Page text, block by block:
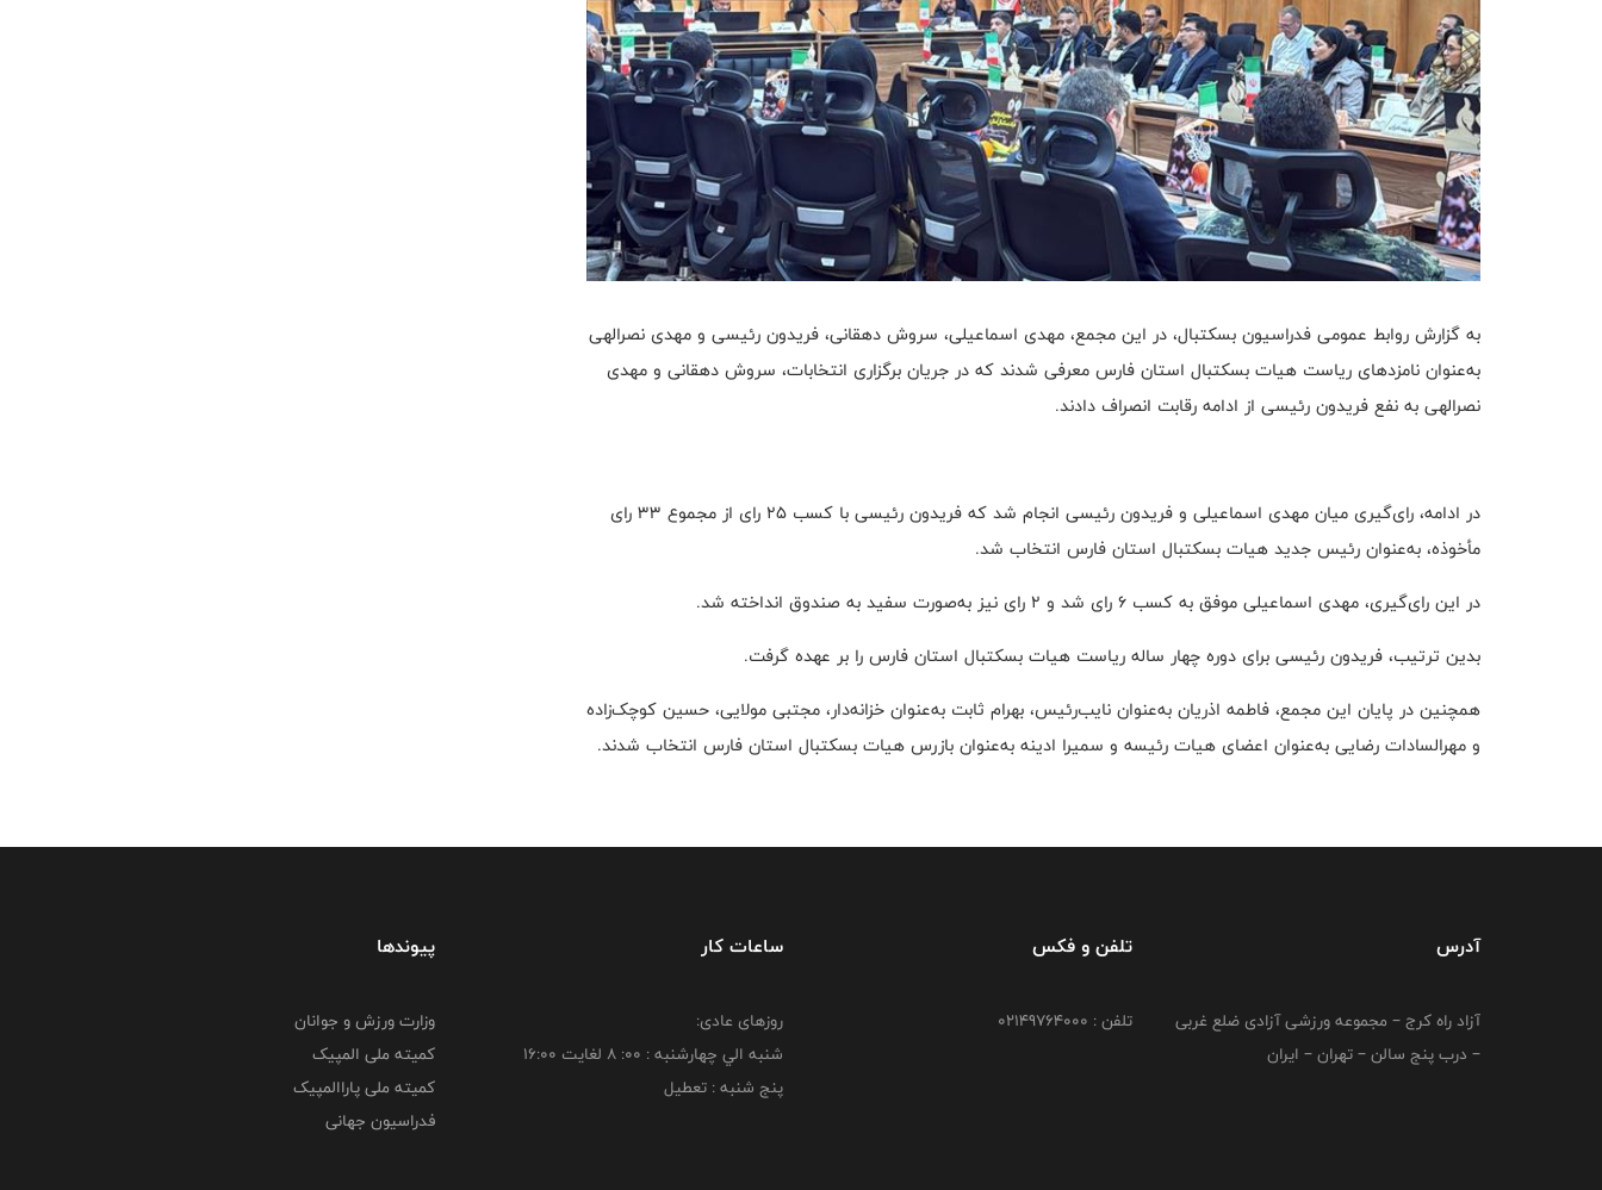
به گزارش روابط عمومی فدراسیون بسکتبال، در این مجمع، مهدی اسماعیلی، سروش دهقانی، فریدون رئیسی و مهدی نصرالهی
به‌عنوان نامزدهای ریاست هیات بسکتبال استان فارس معرفی شدند که در جریان برگزاری انتخابات، سروش دهقانی و مهدی
نصرالهی به نفع فریدون رئیسی از ادامه رقابت انصراف دادند.
در ادامه، رای‌گیری میان مهدی اسماعیلی و فریدون رئیسی انجام شد که فریدون رئیسی با کسب ۲۵ رای از مجموع ۳۳ رای
مأخوذه، به‌عنوان رئیس جدید هیات بسکتبال استان فارس انتخاب شد.
در این رای‌گیری، مهدی اسماعیلی موفق به کسب ۶ رای شد و ۲ رای نیز به‌صورت سفید به صندوق انداخته شد.
بدین ترتیب، فریدون رئیسی برای دوره چهار ساله ریاست هیات بسکتبال استان فارس را بر عهده گرفت.
همچنین در پایان این مجمع، فاطمه اذریان به‌عنوان نایب‌رئیس، بهرام ثابت به‌عنوان خزانه‌دار، مجتبی مولایی، حسین کوچک‌زاده
و مهرالسادات رضایی به‌عنوان اعضای هیات رئیسه و سمیرا ادینه به‌عنوان بازرس هیات بسکتبال استان فارس انتخاب شدند.
آدرس
آزاد راه کرج – مجموعه ورزشی آزادی ضلع غربی
– درب پنج سالن – تهران – ایران
تلفن و فکس
تلفن : 02149764000
ساعات کار
روزهای عادی:
شنبه الي چهارشنبه : 00: 8 لغايت 16:00
پنج شنبه : تعطیل
پیوندها
وزارت ورزش و جوانان
کمیته ملی المپیک
کمیته ملی پاراالمپیک
فدراسیون جهانی